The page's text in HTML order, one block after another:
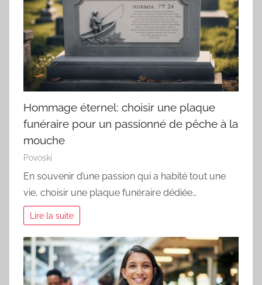
Hommage éternel: choisir une plaque
funéraire pour un passionné de pêche à la
mouche
Povoski
En souvenir d’une passion qui a habité tout une
vie, choisir une plaque funéraire dédiée…
Lire la suite